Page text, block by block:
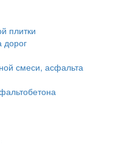
плитки
смеси, асфальта